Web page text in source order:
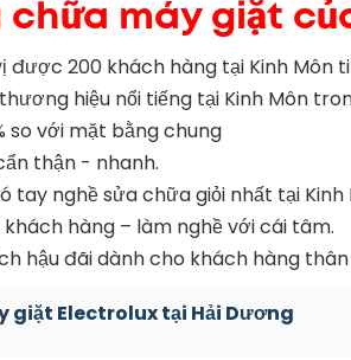
máy giặt
được 200 khách hàng tại Kinh Môn
hiệu nổi tiếng tại Kinh Môn
so với mặt bằng chung
thận - nhanh.
tay nghề sửa chữa giỏi nhất tại Kinh
hàng – làm nghề với cái tâm.
hậu đãi dành cho khách hàng
giặt Electrolux tại Hải Dương